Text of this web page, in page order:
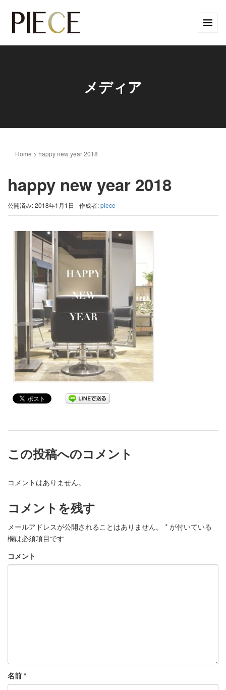
メディア
Home > happy new year 2018
happy new year 2018
公開済み: 2018年1月1日 作成者:piece
この投稿へのコメント
コメントはありません。
コメントを残す
メールアドレスが公開されることはありません。 * が付いている
欄は必須項目です
コメント
名前 *